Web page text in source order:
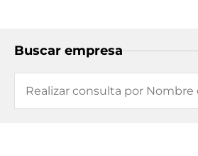
Buscar empresa